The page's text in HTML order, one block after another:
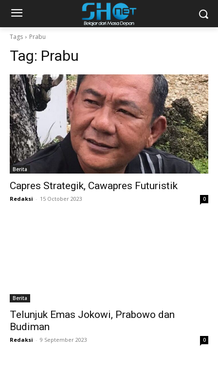
Tags Prabu
Tag: Prabu
Berita
Capres Strategik, Cawapres Futuristik
Redaksi - 15 October 2023 0
Berita
Telunjuk Emas Jokowi, Prabowo dan
Budiman
Redaksi - 9 September 2023 0